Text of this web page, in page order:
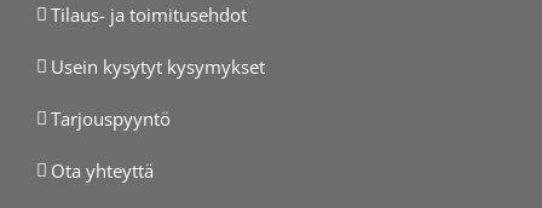
Tilaus- ja toimitusehdot
Usein kysytyt kysymykset
Tarjouspyyntö
Ota yhteyttä